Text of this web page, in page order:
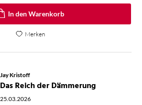
In den Warenkorb
Merken
Jay Kristoff
Das Reich der Dämmerung
25.03.2026